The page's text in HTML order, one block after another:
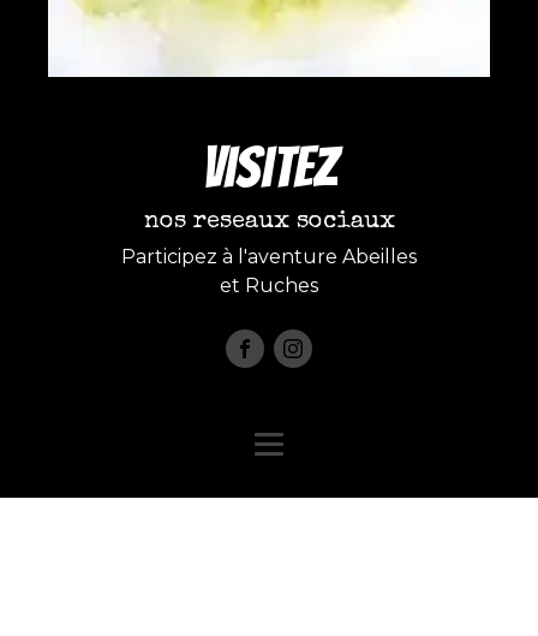
Visitez
nos reseaux sociaux
Participez à l'aventure Abeilles
et Ruches